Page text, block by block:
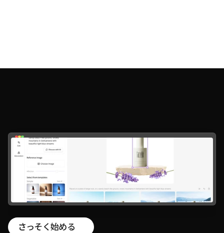
専門知識なしで簡単操作。
誰でも直感的にブラウザで利用できるAI画像作成
ツール。
さっそく始める